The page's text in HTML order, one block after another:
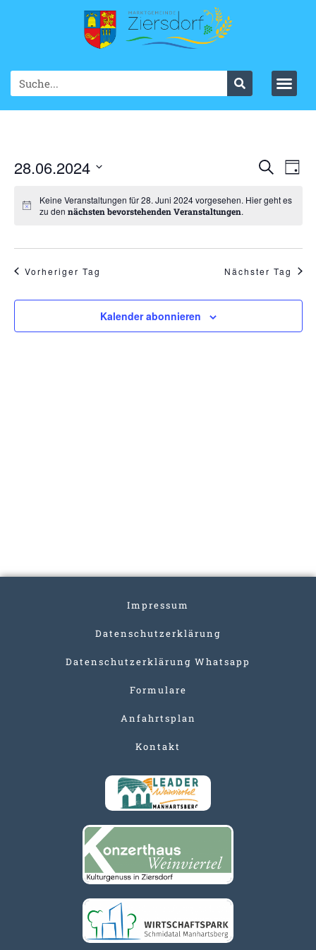
SucheTag
28.06.2024
wählen.Keine Veranstaltungen für 28. Juni 2024 vorgesehen. Hier geht es
zu den nächsten bevorstehenden Veranstaltungen.
Vorheriger Tag Nächster Tag
Kalender abonnieren
Impressum
Datenschutzerklärung
Datenschutzerklärung Whatsapp
Formulare
Anfahrtsplan
Kontakt